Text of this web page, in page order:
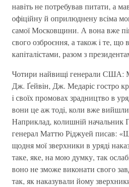
навiть не потребував питати, а
офiцiйну й оприлюднену всiма
самої Московщини. А вона вже
свого озброєння, а також i те, що
капiталiстами, разом з
Чотири найвищі генерали США:
Дж. Ґейвiн, Дж. Медарiс гостро
i своїх промовах зрадництво в
вони це аж тодi, коли вже
Наприклад, колишнiй начальник
генерал Маттю Рiджуей писав:
щодня мої зверхники в урядi
таке, яке, на мою думку, так
воно не зможе виконати свого
так, як наказували йому